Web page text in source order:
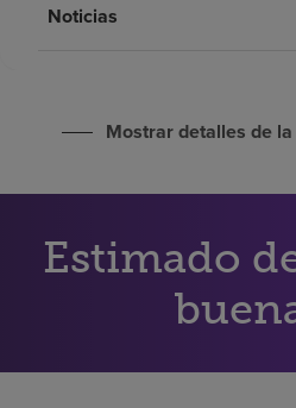
Noticias
Mostrar detalles de
Estimado